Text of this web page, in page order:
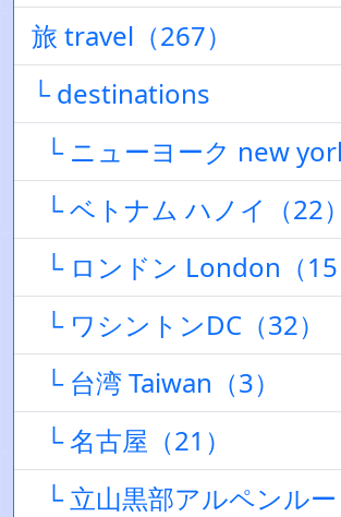
旅 travel（267）
└ destinations
└ ニューヨーク new
└ ベトナム ハノイ（22）
└ ロンドン London（15
└ ワシントンDC（32）
└ 台湾 Taiwan（3）
└ 名古屋（21）
└ 立山黒部アルペンルー